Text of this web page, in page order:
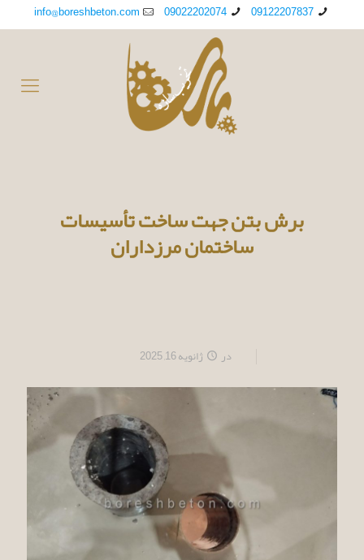
09122207837
09022202074
info@boreshbeton.com
برش بتن جهت ساخت تأسیسات
ساختمان مرزداران
در ژانویه 16, 2025